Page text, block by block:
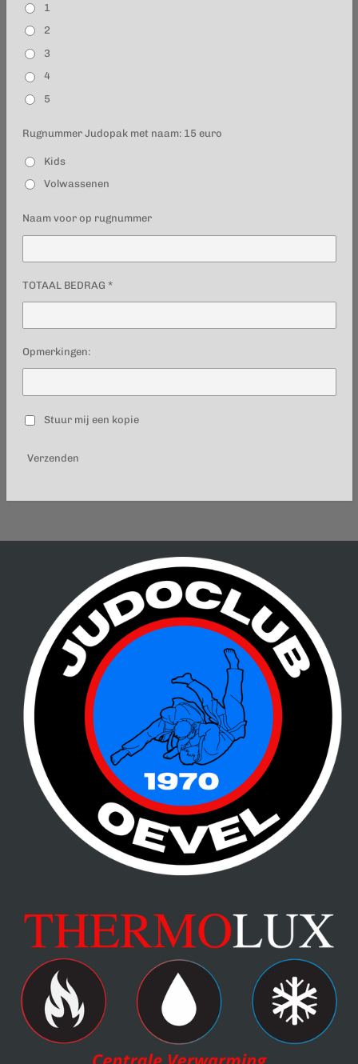
1
2
3
4
5
Rugnummer Judopak met naam: 15 euro
Kids
Volwassenen
Naam voor op rugnummer
TOTAAL BEDRAG *
Opmerkingen:
Stuur mij een kopie
Verzenden